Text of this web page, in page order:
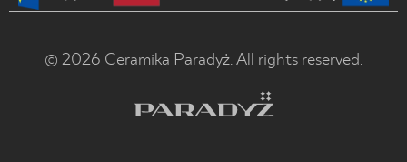
© 2026 Ceramika Paradyż. All rights reserved.